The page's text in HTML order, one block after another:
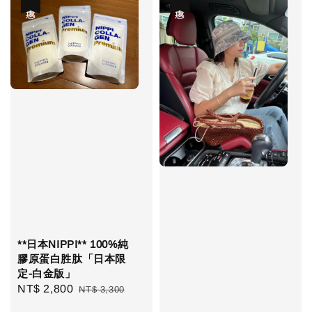
**日本NIPPI** 100%純
膠原蛋白胜肽「日本限
定-白金版」
Sale
NT$ 2,800 Regular
NT$ 3,300